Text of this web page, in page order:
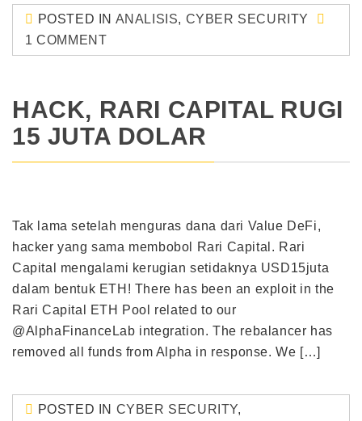
POSTED IN ANALISIS, CYBER SECURITY
1 COMMENT
HACK, RARI CAPITAL RUGI
15 JUTA DOLAR
Tak lama setelah menguras dana dari Value DeFi,
hacker yang sama membobol Rari Capital. Rari
Capital mengalami kerugian setidaknya USD15juta
dalam bentuk ETH! There has been an exploit in the
Rari Capital ETH Pool related to our
@AlphaFinanceLab integration. The rebalancer has
removed all funds from Alpha in response. We […]
POSTED IN CYBER SECURITY,